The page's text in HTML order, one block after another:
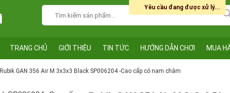
TRANG CHỦ GIỚI THIỆU TIN TỨC HƯỚNG DẪN CHƠI MUA
Rubik GAN 356 Air M 3x3x3 Black SP006204 -Cao cấp có nam châm
Yêu cầu đang được xử lý...